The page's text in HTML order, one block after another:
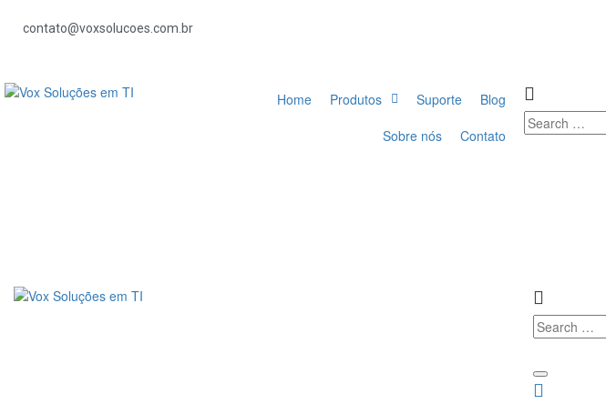
contato@voxsolucoes.com.br
Home Produtos Suporte
Blog
Sobre nós
Contato